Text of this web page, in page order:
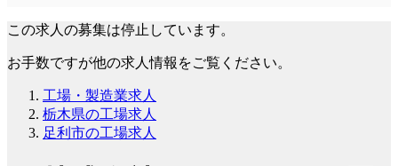
この求人の募集は停止しています。
お手数ですが他の求人情報をご覧ください。
工場・製造業求人
栃木県の工場求人
足利市の工場求人